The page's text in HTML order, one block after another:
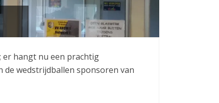
er hangt nu een prachtig
de wedstrijdballen sponsoren van